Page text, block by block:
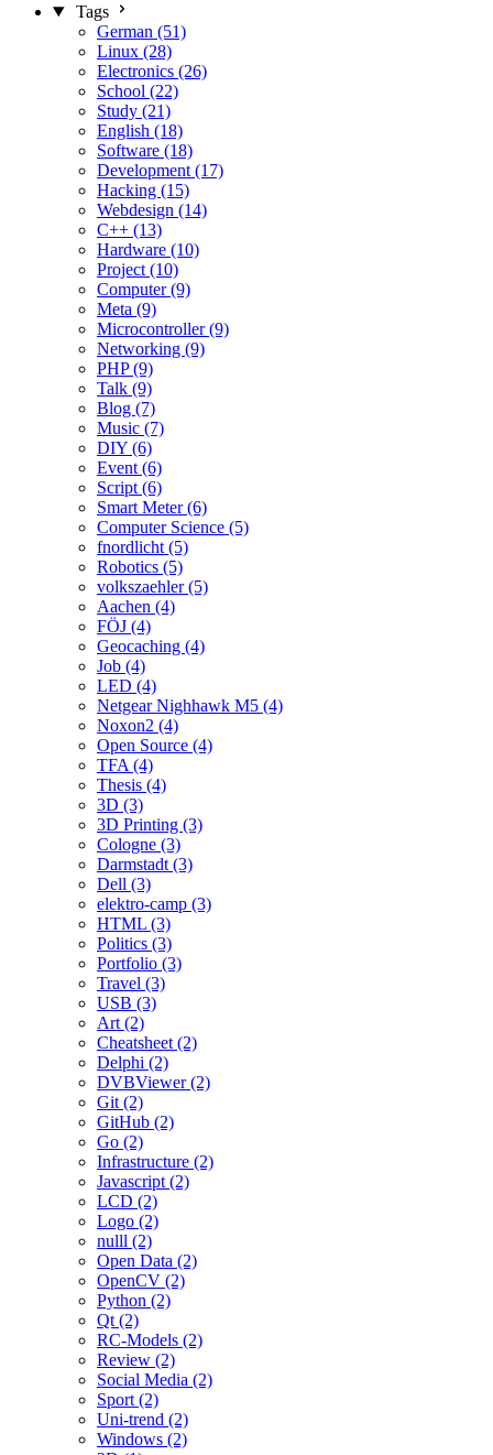
Tags
German (51)
Linux (28)
Electronics (26)
School (22)
Study (21)
English (18)
Software (18)
Development (17)
Hacking (15)
Webdesign (14)
C++ (13)
Hardware (10)
Project (10)
Computer (9)
Meta (9)
Microcontroller (9)
Networking (9)
PHP (9)
Talk (9)
Blog (7)
Music (7)
DIY (6)
Event (6)
Script (6)
Smart Meter (6)
Computer Science (5)
fnordlicht (5)
Robotics (5)
volkszaehler (5)
Aachen (4)
FÖJ (4)
Geocaching (4)
Job (4)
LED (4)
Netgear Nighhawk M5 (4)
Noxon2 (4)
Open Source (4)
TFA (4)
Thesis (4)
3D (3)
3D Printing (3)
Cologne (3)
Darmstadt (3)
Dell (3)
elektro-camp (3)
HTML (3)
Politics (3)
Portfolio (3)
Travel (3)
USB (3)
Art (2)
Cheatsheet (2)
Delphi (2)
DVBViewer (2)
Git (2)
GitHub (2)
Go (2)
Infrastructure (2)
Javascript (2)
LCD (2)
Logo (2)
nulll (2)
Open Data (2)
OpenCV (2)
Python (2)
Qt (2)
RC-Models (2)
Review (2)
Social Media (2)
Sport (2)
Uni-trend (2)
Windows (2)